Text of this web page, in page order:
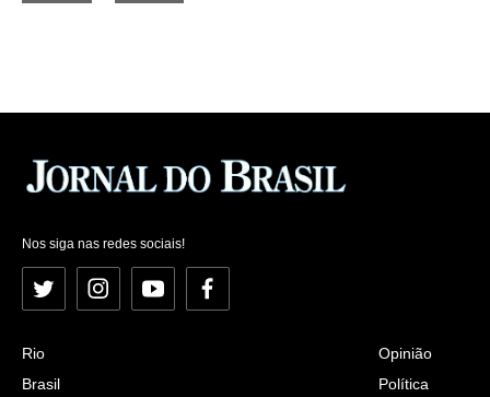
Nos siga nas redes sociais!
Twitter InstagramYouTubeFacebook
Rio
Brasil
Opinião
Política